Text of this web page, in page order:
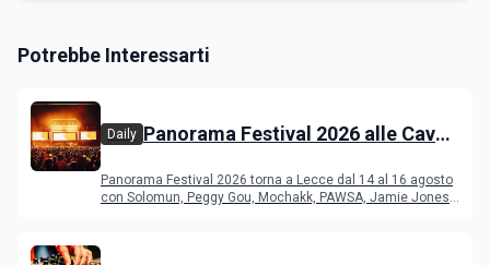
Potrebbe Interessarti
Daily Panorama Festival 2026 alle Cave
programma
Panorama Festival 2026 torna a Lecce dal 14 al 16 agosto
con Solomun, Peggy Gou, Mochakk, PAWSA, Jamie Jones